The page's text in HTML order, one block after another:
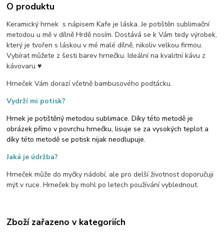
O produktu
Keramický hrnek s nápisem Kafe je láska. Je potištěn sublimační
metodou u mě v dílně Hrdě nosím. Dostává se k Vám tedy výrobek,
který je tvořen s láskou v mé malé dílně, nikoliv velkou firmou.
Vybírat můžete z šesti barev hrnečku. Ideální na kvalitní kávu z
kávovaru ♥
Hrneček Vám dorazí včetně bambusového podtácku.
Vydrží mi potisk?
Hrnek je potištěný metodou sublimace. Díky této metodě je
obrázek přímo v povrchu hrnečku, lisuje se za vysokých teplot a
díky této metodě se potisk nijak neodlupuje.
Jaká je údržba?
Hrneček může do myčky nádobí, ale pro delší životnost doporučuji
mýt v ruce. Hrneček by mohl po letech používání vyblednout.
Zboží zařazeno v kategoriích